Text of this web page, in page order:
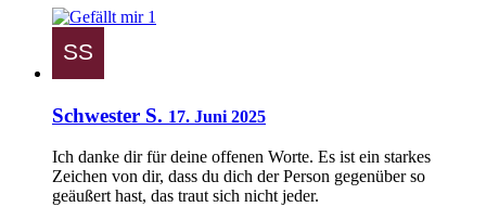
1
Schwester S. 17. Juni 2025
Ich danke dir für deine offenen Worte. Es ist ein starkes
Zeichen von dir, dass du dich der Person gegenüber so
geäußert hast, das traut sich nicht jeder.